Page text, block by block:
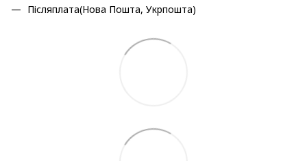
Післяплата(Нова Пошта, Укрпошта)